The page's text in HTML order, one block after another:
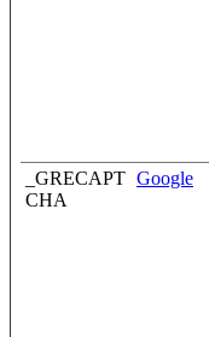
_GRECAPT
CHA
Google